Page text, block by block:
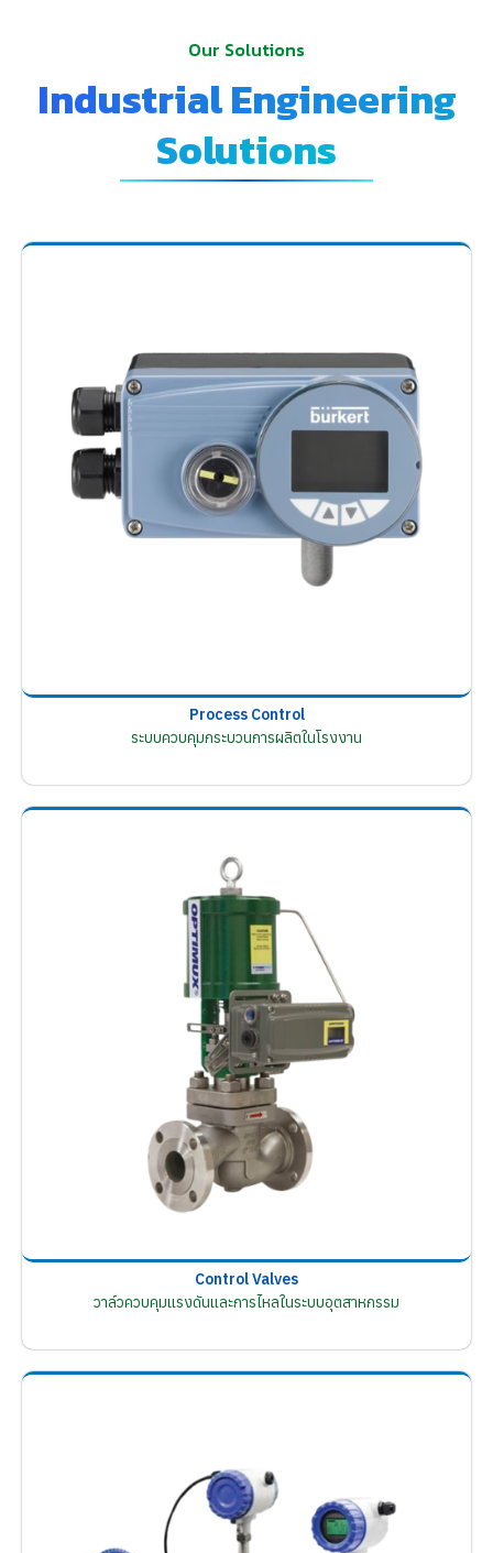
Our Solutions
Industrial Engineering
Solutions
Process Control
ระบบควบคุมกระบวนการผลิตในโรงงาน
Control Valves
วาล์วควบคุมแรงดันและการไหลในระบบอุตสาหกรรม